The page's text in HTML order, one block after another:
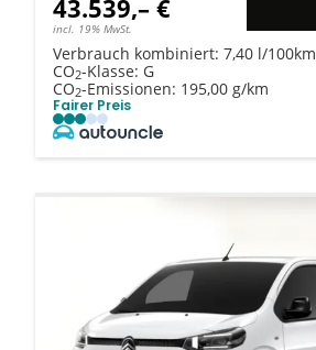
43.539,– €
incl. 19% MwSt.
Verbrauch kombiniert: 7,40 l/100km
CO2-Klasse: G
CO2-Emissionen: 195,00 g/km
Fairer Preis